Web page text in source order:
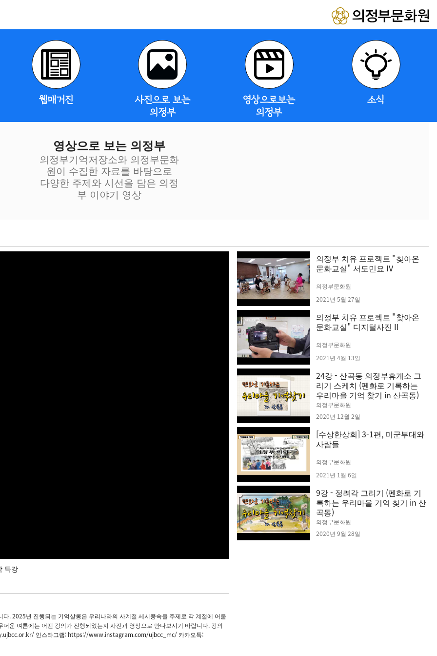
웹매거진
사진으로 보는
의정부
영상으로보는
의정부
소식
영상으로 보는 의정부
의정부기억저장소와 의정부문화
원이 수집한 자료를 바탕으로
다양한 주제와 시선을 담은 의정
부 이야기 영상
특강
. 2025년 진행되는 기억살롱은 우리나라의 사계절 세시풍속을 주제로 각 계절에 어울
운 여름에는 어떤 강의가 진행되었는지 사진과 영상으로 만나보시기 바랍니다. 강의
인스타그램: https://www.instagram.com/ujbcc_mc/ 카카오톡:
의정부 치유 프로젝트 "찾아온
문화교실" 서도민요 IV
의정부문화원
2021년 5월 27일
의정부 치유 프로젝트 "찾아온
문화교실" 디지털사진 II
의정부문화원
2021년 4월 13일
24강 - 산곡동 의정부휴게소 그
리기 스케치 (펜화로 기록하는
우리마을 기억 찾기 in 산곡동)
의정부문화원
2020년 12월 2일
[수상한상회] 3-1편, 미군부대와
사람들
의정부문화원
2021년 1월 6일
9강 - 정려각 그리기 (펜화로 기
록하는 우리마을 기억 찾기 in 산
곡동)
의정부문화원
2020년 9월 28일